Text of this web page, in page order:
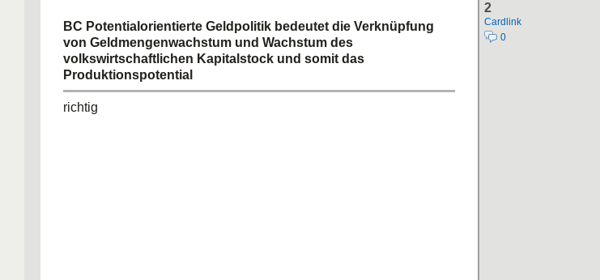
2
Cardlink
0
BC Potentialorientierte Geldpolitik bedeutet die Verknüpfung
von Geldmengenwachstum und Wachstum des
volkswirtschaftlichen Kapitalstock und somit das
Produktionspotential
richtig